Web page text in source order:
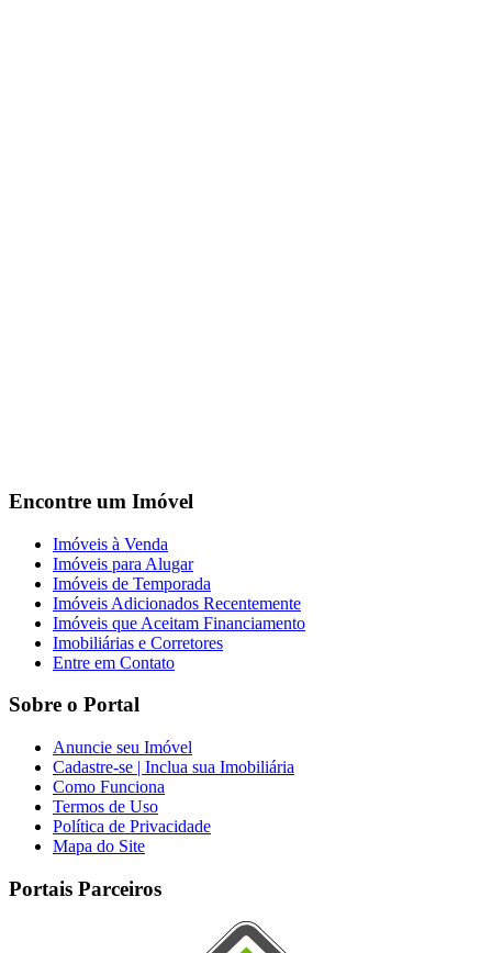
Encontre um Imóvel
Imóveis à Venda
Imóveis para Alugar
Imóveis de Temporada
Imóveis Adicionados Recentemente
Imóveis que Aceitam Financiamento
Imobiliárias e Corretores
Entre em Contato
Sobre o Portal
Anuncie seu Imóvel
Cadastre-se | Inclua sua Imobiliária
Como Funciona
Termos de Uso
Política de Privacidade
Mapa do Site
Portais Parceiros